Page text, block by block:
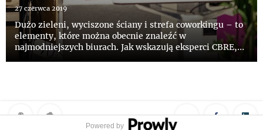
27 czerwca 2019
Dużo zieleni, wyciszone ściany i strefa coworkingu – to
elementy, które można obecnie znaleźć w
najmodniejszych biurach. Jak wskazują eksperci CBRE,
Powered by